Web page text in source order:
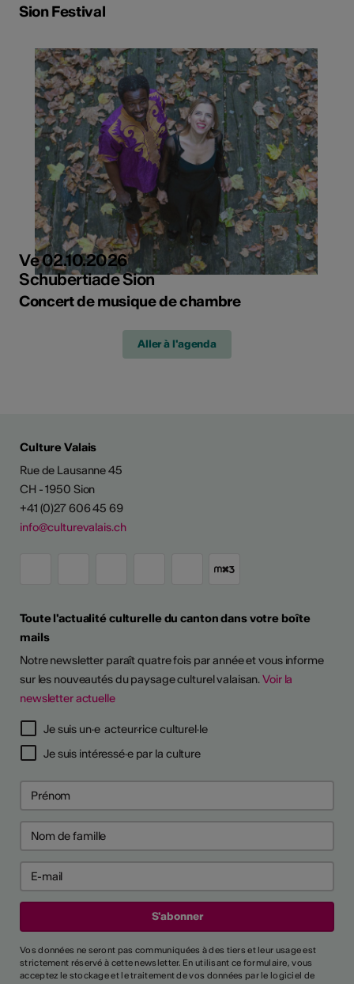
Sion Festival
Ve 02.10.2026
Schubertiade Sion
Concert de musique de chambre
Aller à l'agenda
Culture Valais
Rue de Lausanne 45
CH - 1950 Sion
+41 (0)27 606 45 69
info@culturevalais.ch
Toute l'actualité culturelle du canton dans votre boîte
mails
Notre newsletter paraît quatre fois par année et vous informe
sur les nouveautés du paysage culturel valaisan.Voir la
newsletter actuelle
Je suis un·e acteur·rice culturel·le
Je suis intéressé·e par la culture
Vos données ne seront pas communiquées à des tiers et leur usage est
strictement réservé à cette newsletter. En utilisant ce formulaire, vous
acceptez le stockage et le traitement de vos données par le logiciel de